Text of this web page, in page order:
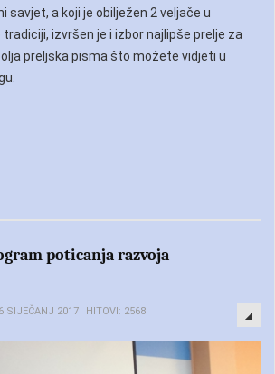
savjet, a koji je obilježen 2 veljače u
izvršen je i izbor najlipše prelje za
preljska pisma što možete vidjeti u
poticanja razvoja
SIJEČANJ 2017 HITOVI: 2568